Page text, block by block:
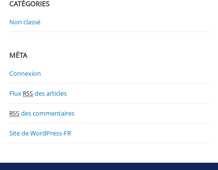
CATÉGORIES
Non classé
MÉTA
Connexion
Flux RSS des articles
RSS des commentaires
Site de WordPress-FR